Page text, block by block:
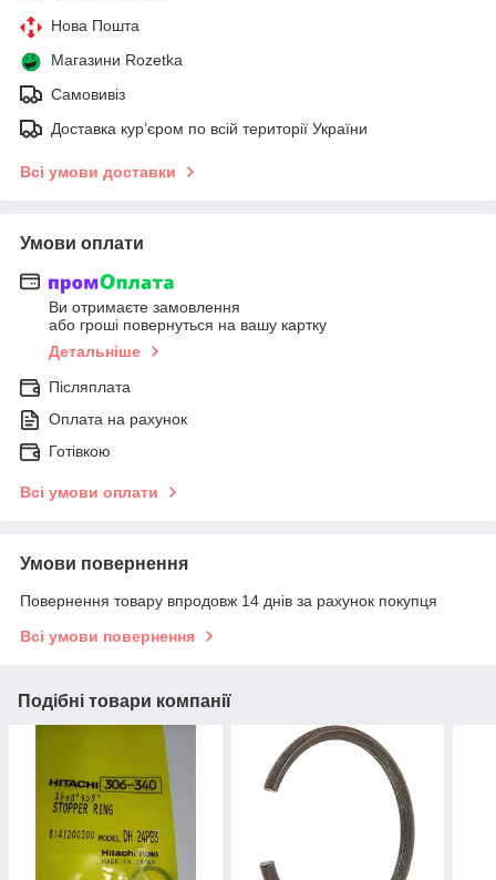
Нова Пошта
Магазини Rozetka
Самовивіз
Доставка кур’єром по всій території України
Всі умови доставки
Умови оплати
Ви отримаєте замовлення
або гроші повернуться на вашу картку
Детальніше
Післяплата
Оплата на рахунок
Готівкою
Всі умови оплати
Умови повернення
Повернення товару впродовж 14 днів за рахунок покупця
Всі умови повернення
Подібні товари компанії